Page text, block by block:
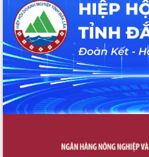
Hội thảo khoa học “Giải pháp thúc đẩy
phát triển nền kinh tế xanh tại tỉnh
Đắk Lắk”
Tăng cường giám sát, đôn đốc thực
hiện nhiệm vụ quản lý tài sản công
hàng tuần
Tháo gỡ những vướng mắc, đẩy mạnh